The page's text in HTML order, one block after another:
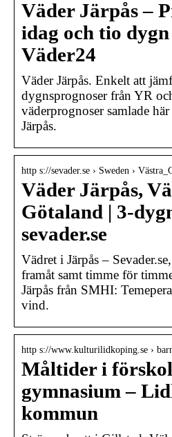
Väder Järpås –
idag och tio
Väder24
Väder Järpås. Enkelt att
dygnsprognoser från YR
väderprognoser samlade
Järpås.
http s://sevader.se › Sweden ›
Väder Järpås,
Götaland | 3-
sevader.se
Vädret i Järpås –
framåt samt timme för
Järpås från SMHI:
vind.
http s://www.kulturilidkoping.se ›
Måltider i
gymnasium –
kommun